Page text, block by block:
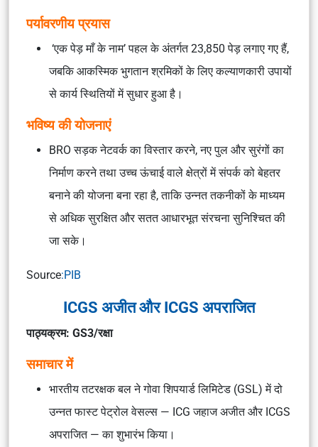
पर्यावरणीय प्रयास
‘एक पेड़ माँ के नाम’ पहल के अंतर्गत 23,850 पेड़ लगाए गए हैं,
जबकि आकस्मिक भुगतान श्रमिकों के लिए कल्याणकारी उपायों
से कार्य स्थितियों में सुधार हुआ है।
भविष्य की योजनाएं
BRO सड़क नेटवर्क का विस्तार करने, नए पुल और सुरंगों का
निर्माण करने तथा उच्च ऊंचाई वाले क्षेत्रों में संपर्क को बेहतर
बनाने की योजना बना रहा है, ताकि उन्नत तकनीकों के माध्यम
से अधिक सुरक्षित और सतत आधारभूत संरचना सुनिश्चित की
जा सके।
Source:PIB
ICGS अजीत और ICGS अपराजित
पाठ्यक्रम: GS3/रक्षा
समाचार में
भारतीय तटरक्षक बल ने गोवा शिपयार्ड लिमिटेड (GSL) में दो
उन्नत फास्ट पेट्रोल वेसल्स — ICG जहाज अजीत और ICGS
अपराजित — का शुभारंभ किया।